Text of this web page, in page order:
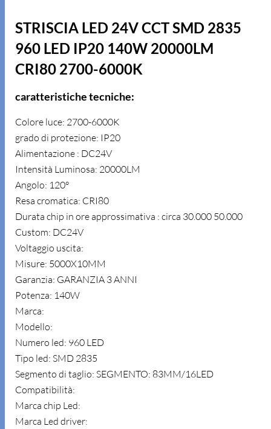
STRISCIA LED 24V CCT SMD 2835
960 LED IP20 140W 20000LM
CRI80 2700-6000K
caratteristiche tecniche:
Colore luce: 2700-6000K
grado di protezione: IP20
Alimentazione : DC24V
Intensità Luminosa: 20000LM
Angolo: 120°
Resa cromatica: CRI80
Durata chip in ore approssimativa : circa 30.000 50.000
Custom: DC24V
Voltaggio uscita:
Misure: 5000X10MM
Garanzia: GARANZIA 3 ANNI
Potenza: 140W
Marca:
Modello:
Numero led: 960 LED
Tipo led: SMD 2835
Segmento di taglio: SEGMENTO: 83MM/16LED
Compatibilità:
Marca chip Led:
Marca Led driver: